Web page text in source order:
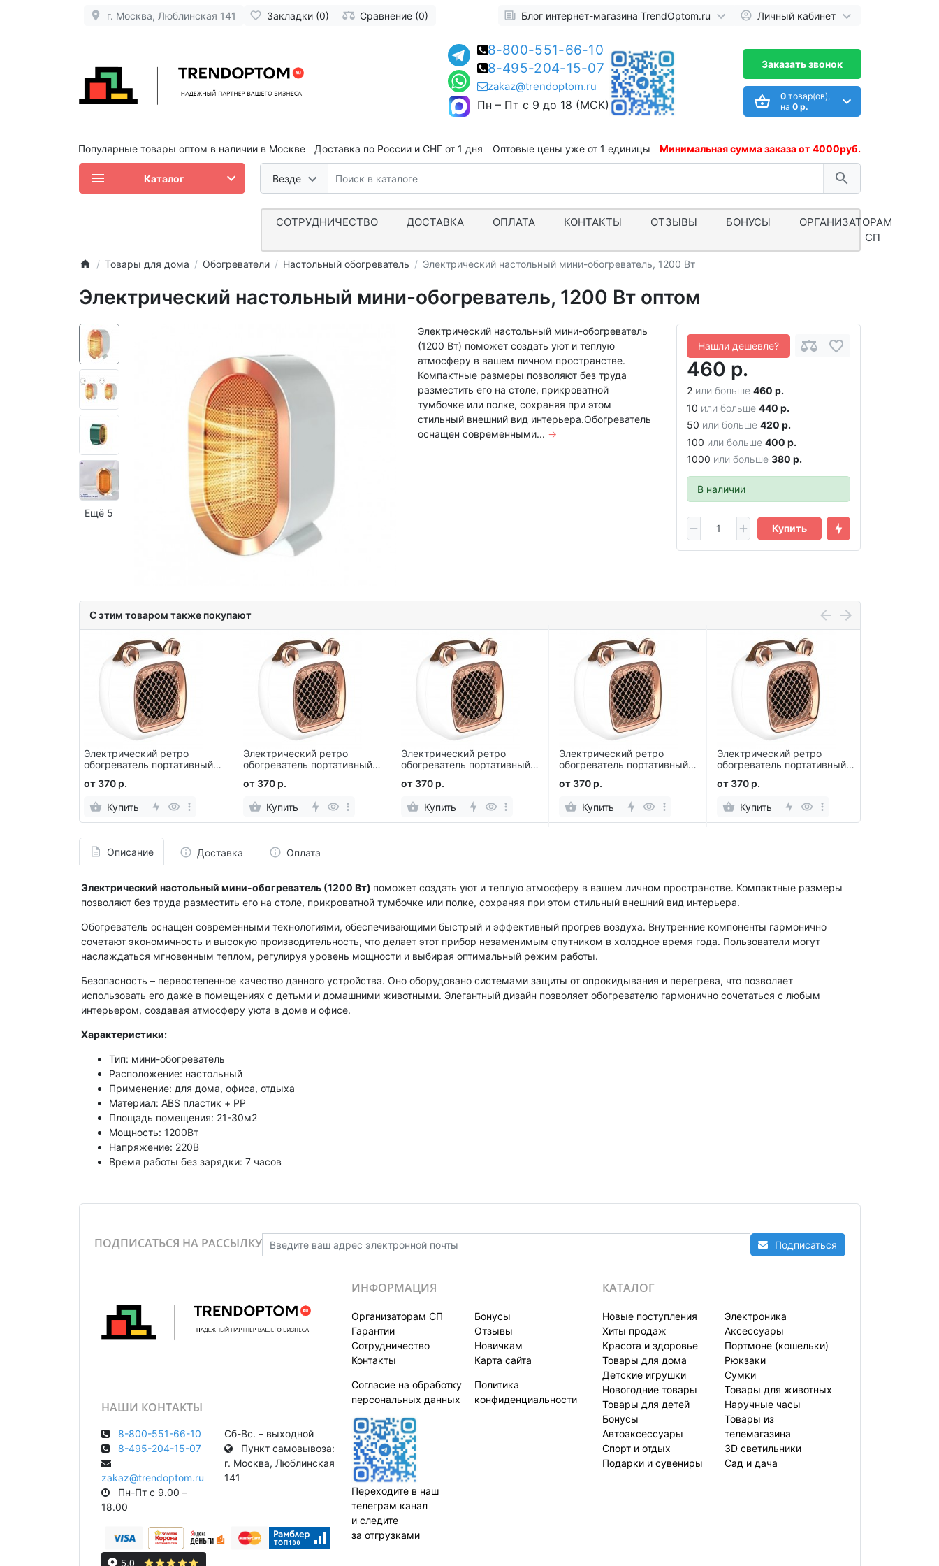
г. Москва, Люблинская 141 Закладки (0) Сравнение (0) Блог интернет-магазина TrendOptom.ru Личный кабинет
Популярные товары оптом в наличии в Москве Доставка по России и СНГ от 1 дня Оптовые цены уже от 1 единицы Минимальная сумма заказа от 4000руб.
Везде
8-800-551-66-10
8-495-204-15-07
zakaz@trendoptom.ru
Пн – Пт с 9 до 18 (МСК)
Заказать звонок
0товар(ов),
на 0 р.
Каталог
СОТРУДНИЧЕСТВО ДОСТАВКА ОПЛАТА КОНТАКТЫ ОТЗЫВЫ БОНУСЫ
ОРГАНИЗАТОРАМ
СП
Товары для дома Обогреватели Настольный обогреватель Электрический настольный мини-обогреватель, 1200 Вт
Электрический настольный мини-обогреватель, 1200 Вт оптом
Ещё 5
Нашли дешевле?
460 р.
2 или больше 460 р.
10 или больше 440 р.
50 или больше 420 р.
100 или больше 400 р.
1000 или больше 380 р.
В наличии
Купить
Электрический настольный мини-обогреватель
(1200 Вт) поможет создать уют и теплую
атмосферу в вашем личном пространстве.
Компактные размеры позволяют без труда
разместить его на столе, прикроватной
тумбочке или полке, сохраняя при этом
стильный внешний вид интерьера.Обогреватель
оснащен современными... →
С этим товаром также покупают
Электрический ретро
обогреватель портативный с
от 370 р.
Купить
Электрический ретро
обогреватель портативный с
от 370 р.
Купить
Электрический ретро
обогреватель портативный с
от 370 р.
Купить
Электрический ретро
обогреватель портативный с
от 370 р.
Купить
Электрический ретро
обогреватель портативный с
от 370 р.
Купить
Описание Доставка Оплата
Электрический настольный мини-обогреватель (1200 Вт) поможет создать уют и теплую атмосферу в вашем личном пространстве. Компактные размеры
позволяют без труда разместить его на столе, прикроватной тумбочке или полке, сохраняя при этом стильный внешний вид интерьера.
Обогреватель оснащен современными технологиями, обеспечивающими быстрый и эффективный прогрев воздуха. Внутренние компоненты гармонично
сочетают экономичность и высокую производительность, что делает этот прибор незаменимым спутником в холодное время года. Пользователи могут
наслаждаться мгновенным теплом, регулируя уровень мощности и выбирая оптимальный режим работы.
Безопасность – первостепенное качество данного устройства. Оно оборудовано системами защиты от опрокидывания и перегрева, что позволяет
использовать его даже в помещениях с детьми и домашними животными. Элегантный дизайн позволяет обогревателю гармонично сочетаться с любым
интерьером, создавая атмосферу уюта в доме и офисе.
Характеристики:
Тип: мини-обогреватель
Расположение: настольный
Применение: для дома, офиса, отдыха
Материал: ABS пластик + PP
Площадь помещения: 21-30м2
Мощность: 1200Вт
Напряжение: 220В
Время работы без зарядки: 7 часов
ПОДПИСАТЬСЯ НА РАССЫЛКУ Подписаться
НАШИ КОНТАКТЫ
8-800-551-66-10
8-495-204-15-07
zakaz@trendoptom.ru
Пн-Пт с 9.00 –
18.00
Сб-Вс. – выходной
Пункт самовывоза:
г. Москва, Люблинская
141
ИНФОРМАЦИЯ
Организаторам СП
Гарантии
Сотрудничество
Контакты
Бонусы
Отзывы
Новичкам
Карта сайта
Согласие на обработку
персональных данных
Политика
конфиденциальности
Переходите в наш
телеграм канал
и следите
за отгрузками
КАТАЛОГ
Новые поступления
Хиты продаж
Красота и здоровье
Товары для дома
Детские игрушки
Новогодние товары
Товары для детей
Бонусы
Автоаксессуары
Спорт и отдых
Подарки и сувениры
Электроника
Аксессуары
Портмоне (кошельки)
Рюкзаки
Сумки
Товары для животных
Наручные часы
Товары из
телемагазина
3D светильники
Сад и дача